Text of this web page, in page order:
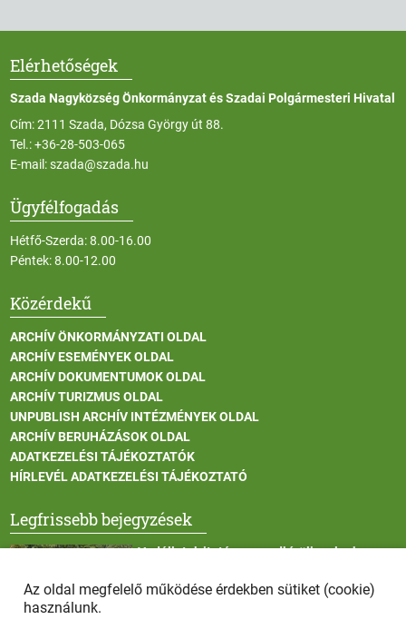
Elérhetőségek
Szada Nagyközség Önkormányzat és Szadai Polgármesteri Hivatal
Cím: 2111 Szada, Dózsa György út 88.
Tel.:+36-28-503-065
E-mail:szada@szada.hu
Ügyfélfogadás
Hétfő-Szerda: 8.00-16.00
Péntek: 8.00-12.00
Közérdekű
ARCHÍV ÖNKORMÁNYZATI OLDAL
ARCHÍV ESEMÉNYEK OLDAL
ARCHÍV DOKUMENTUMOK OLDAL
ARCHÍV TURIZMUS OLDAL
UNPUBLISH ARCHÍV INTÉZMÉNYEK OLDAL
ARCHÍV BERUHÁZÁSOK OLDAL
ADATKEZELÉSI TÁJÉKOZTATÓK
HÍRLEVÉL ADATKEZELÉSI TÁJÉKOZTATÓ
Legfrissebb bejegyzések
Vadállatok itatása a rendkívüli melegben
Az oldal megfelelő működése érdekben sütiket (cookie)
használunk.